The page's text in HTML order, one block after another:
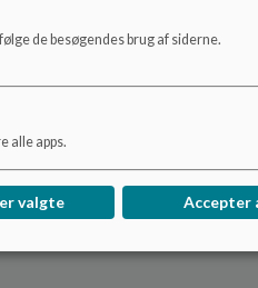
de besøgendes brug af siderne.
alle apps.
valgte Accepter